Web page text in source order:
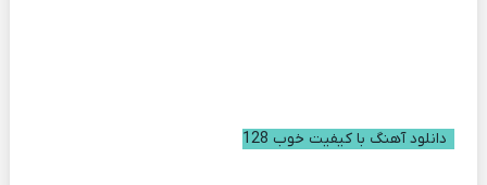
دانلود آهنگ با کیفیت خوب 128